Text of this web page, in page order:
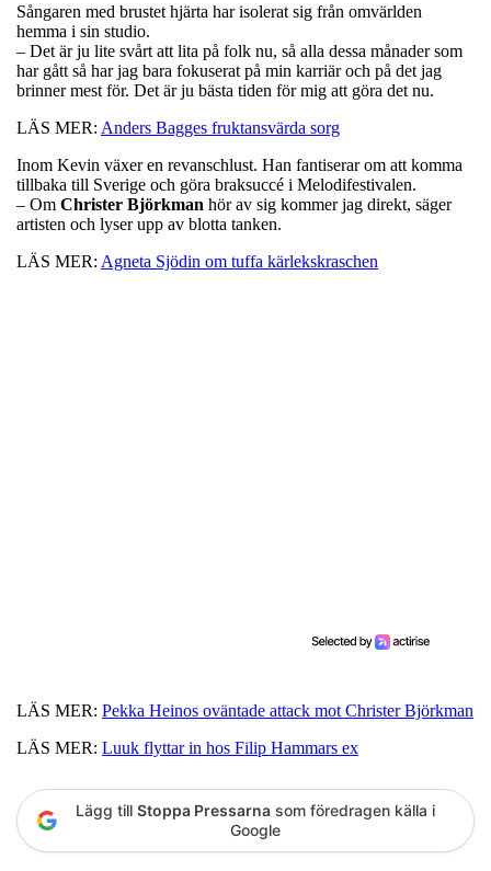
Sångaren med brustet hjärta har isolerat sig från omvärlden
hemma i sin studio.
– Det är ju lite svårt att lita på folk nu, så alla dessa månader som
har gått så har jag bara fokuserat på min karriär och på det jag
brinner mest för. Det är ju bästa tiden för mig att göra det nu.
LÄS MER: Anders Bagges fruktansvärda sorg
Inom Kevin växer en revanschlust. Han fantiserar om att komma
tillbaka till Sverige och göra braksuccé i Melodifestivalen.
– Om Christer Björkman hör av sig kommer jag direkt, säger
artisten och lyser upp av blotta tanken.
LÄS MER: Agneta Sjödin om tuffa kärlekskraschen
LÄS MER: Pekka Heinos oväntade attack mot Christer Björkman
LÄS MER: Luuk flyttar in hos Filip Hammars ex
Lägg till Stoppa Pressarna som föredragen källa i
Google